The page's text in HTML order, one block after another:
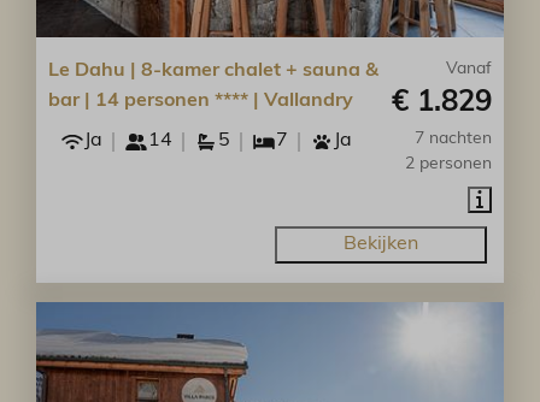
Vanaf
€ 1.829
7 nachten
2 personen
Le Dahu | 8-kamer chalet + sauna &
bar | 14 personen **** | Vallandry
Ja 14 5 7 Ja
Bekijken